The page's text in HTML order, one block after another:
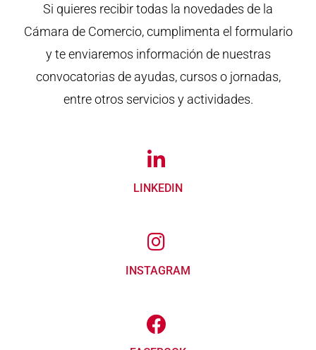
Si quieres recibir todas la novedades de la
Cámara de Comercio, cumplimenta el formulario
y te enviaremos información de nuestras
convocatorias de ayudas, cursos o jornadas,
entre otros servicios y actividades.
LINKEDIN
INSTAGRAM